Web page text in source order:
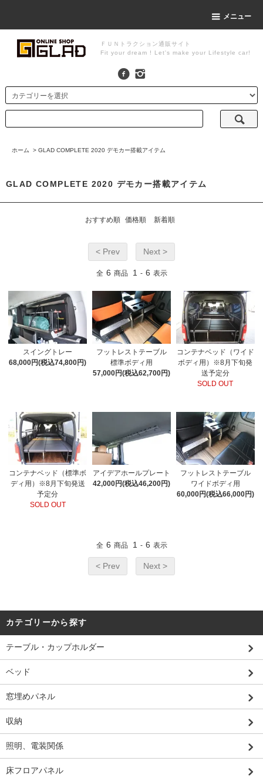
メニュー
ＦＵＮトラクション通販サイト
Fit your dream ! Let's make your Lifestyle car!
ホーム > GLAD COMPLETE 2020 デモカー搭載アイテム
GLAD COMPLETE 2020 デモカー搭載アイテム
おすすめ順 価格順 新着順
< Prev Next >
全 6 商品 1 - 6 表示
スイングトレー
68,000円(税込74,800円)
フットレストテーブル
標準ボディ用
57,000円(税込62,700円)
コンテナベッド（ワイド
ボディ用）※8月下旬発
送予定分
SOLD OUT
コンテナベッド（標準ボ
ディ用）※8月下旬発送
予定分
SOLD OUT
アイデアホールプレート
42,000円(税込46,200円)
フットレストテーブル
ワイドボディ用
60,000円(税込66,000円)
全 6 商品 1 - 6 表示
< Prev Next >
カテゴリーから探す
テーブル・カップホルダー
ベッド
窓埋めパネル
収納
照明、電装関係
床フロアパネル